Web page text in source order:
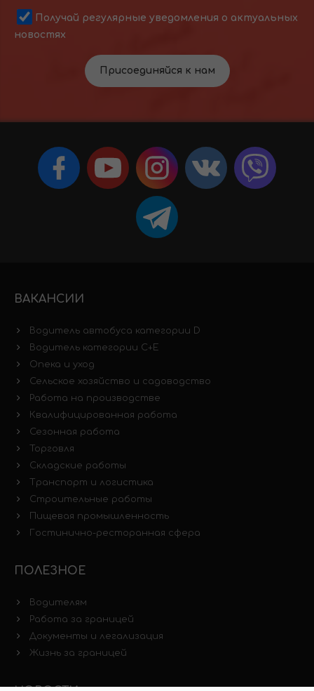
Получай регулярные уведомления о актуальных
новостях
Присоединяйся к нам
ВАКАНСИИ
Водитель автобуса категории D
Водитель категории C+E
Опека и уход
Сельское хозяйство и садоводство
Работа на производстве
Квалифицированная работа
Сезонная работа
Торговля
Складские работы
Транспорт и логистика
Строительные работы
Пищевая промышленность
Гостинично-ресторанная сфера
ПОЛЕЗНОЕ
Водителям
Работа за границей
Документы и легализация
Жизнь за границей